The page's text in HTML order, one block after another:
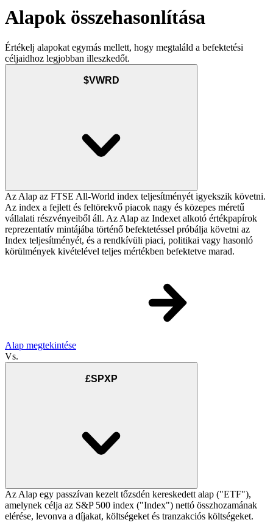
Alapok összehasonlítása
Értékelj alapokat egymás mellett, hogy megtaláld a befektetési
céljaidhoz legjobban illeszkedőt.
$VWRD
Az Alap az FTSE All-World index teljesítményét igyekszik követni.
Az index a fejlett és feltörekvő piacok nagy és közepes méretű
vállalati részvényeiből áll. Az Alap az Indexet alkotó értékpapírok
reprezentatív mintájába történő befektetéssel próbálja követni az
Index teljesítményét, és a rendkívüli piaci, politikai vagy hasonló
körülmények kivételével teljes mértékben befektetve marad.
Alap megtekintése
Vs.
£SPXP
Az Alap egy passzívan kezelt tőzsdén kereskedett alap ("ETF"),
amelynek célja az S&P 500 index ("Index") nettó összhozamának
elérése, levonva a díjakat, költségeket és tranzakciós költségeket.